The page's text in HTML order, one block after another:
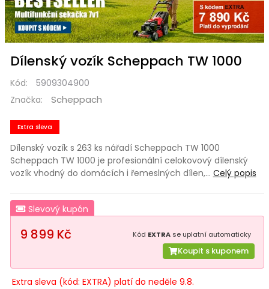
Dílenský vozík Scheppach TW 1000
Kód:
5909304900
Značka:
Scheppach
Extra sleva
Dílenský vozík s 263 ks nářadí Scheppach TW 1000
Scheppach TW 1000 je profesionální celokovový dílenský
vozík vhodný do domácích i řemeslných dílen,… Celý popis
Slevový kupón
9 899 Kč Kód EXTRA se uplatní automaticky
Koupit s kuponem
Extra sleva (kód: EXTRA) platí do neděle 9.8.